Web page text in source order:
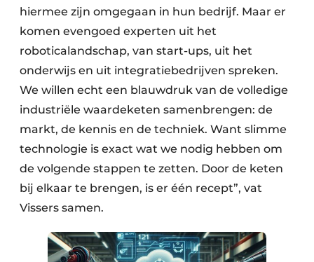
hiermee zijn omgegaan in hun bedrijf. Maar er
komen evengoed experten uit het
roboticalandschap, van start-ups, uit het
onderwijs en uit integratiebedrijven spreken.
We willen echt een blauwdruk van de volledige
industriële waardeketen samenbrengen: de
markt, de kennis en de techniek. Want slimme
technologie is exact wat we nodig hebben om
de volgende stappen te zetten. Door de keten
bij elkaar te brengen, is er één recept”, vat
Vissers samen.